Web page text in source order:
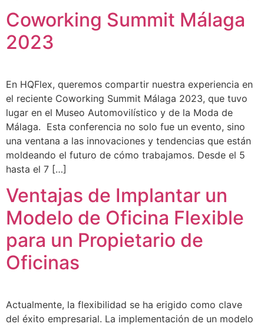
Coworking Summit Málaga
2023
En HQFlex, queremos compartir nuestra experiencia en
el reciente Coworking Summit Málaga 2023, que tuvo
lugar en el Museo Automovilístico y de la Moda de
Málaga. Esta conferencia no solo fue un evento, sino
una ventana a las innovaciones y tendencias que están
moldeando el futuro de cómo trabajamos. Desde el 5
hasta el 7 […]
Ventajas de Implantar un
Modelo de Oficina Flexible
para un Propietario de
Oficinas
Actualmente, la flexibilidad se ha erigido como clave
del éxito empresarial. La implementación de un modelo